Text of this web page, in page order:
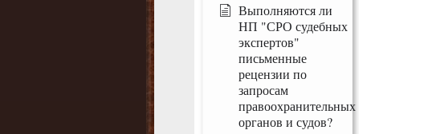
Выполняются ли
НП "СРО судебных
экспертов"
письменные
рецензии по
запросам
правоохранительных
органов и судов?